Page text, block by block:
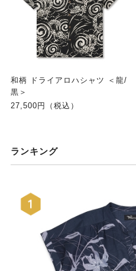
和柄 ドライアロハシャツ ＜龍/
黒＞
27,500円（税込）
ランキング